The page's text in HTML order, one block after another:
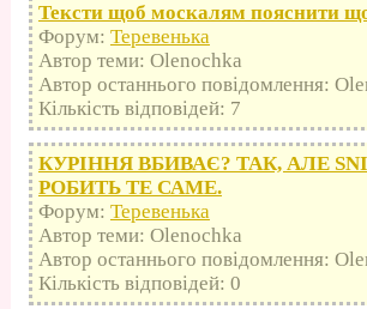
Тексти щоб москалям пояснити
Форум: Теревенька
Автор теми: Olenochka
Автор останнього повідомлення:
Кількість відповідей: 7
КУРІННЯ ВБИВАЄ? ТАК, АЛЕ
РОБИТЬ ТЕ САМЕ.
Форум: Теревенька
Автор теми: Olenochka
Автор останнього повідомлення:
Кількість відповідей: 0